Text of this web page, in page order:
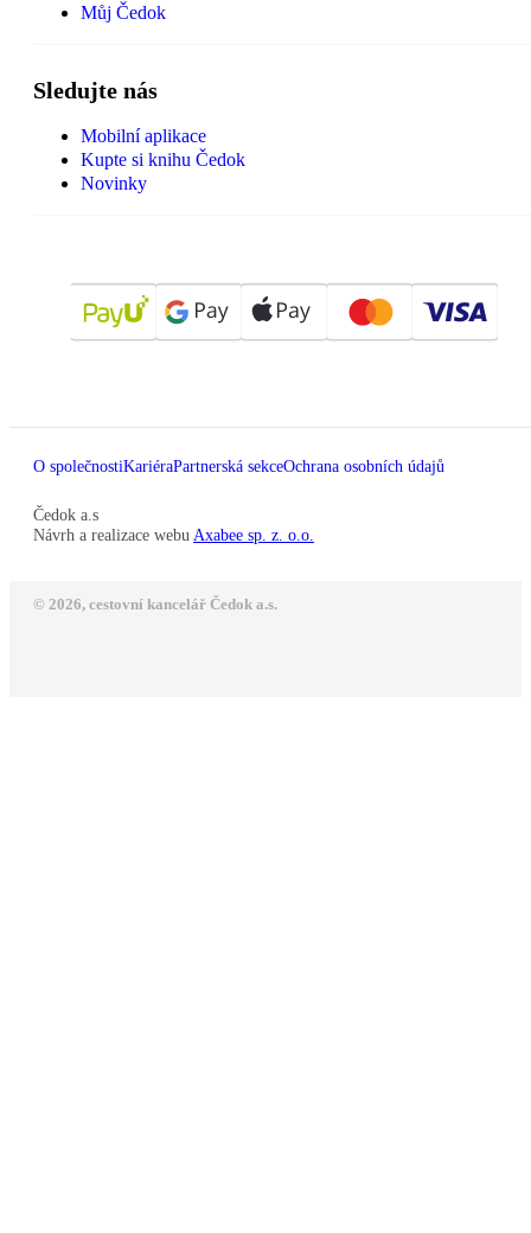
Můj Čedok
Sledujte nás
Mobilní aplikace
Kupte si knihu Čedok
Novinky
O společnostiKariéraPartnerská sekceOchrana osobních údajů
Čedok a.s
Návrh a realizace webu Axabee sp. z. o.o.
© 2026, cestovní kancelář Čedok a.s.